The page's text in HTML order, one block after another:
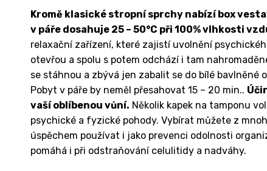
Kromě klasické stropní sprchy nabízí box
v páře dosahuje 25 – 50°C při 100% vlhkosti
relaxační zařízení, které zajistí uvolnění
otevřou a spolu s potem odchází i tam
se stáhnou a zbývá jen zabalit se do bílé
Pobyt v páře by neměl přesahovat 15 – 20 min..
vaší oblíbenou vůní. Několik kapek na tamponu
psychické a fyzické pohody. Vybírat můžete z
úspěchem používat i jako prevenci odolnosti
pomáhá i při odstraňování celulitidy a nadváhy.